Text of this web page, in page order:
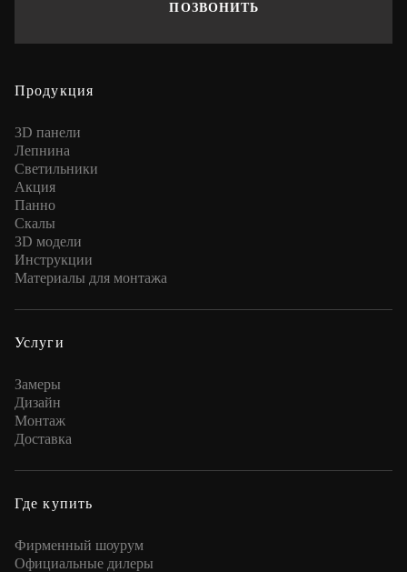
ПОЗВОНИТЬ
Продукция
3D панели
Лепнина
Cветильники
Акция
Панно
Скалы
3D модели
Инструкции
Материалы для монтажа
Услуги
Замеры
Дизайн
Монтаж
Доставка
Где купить
Фирменный шоурум
Официальные дилеры